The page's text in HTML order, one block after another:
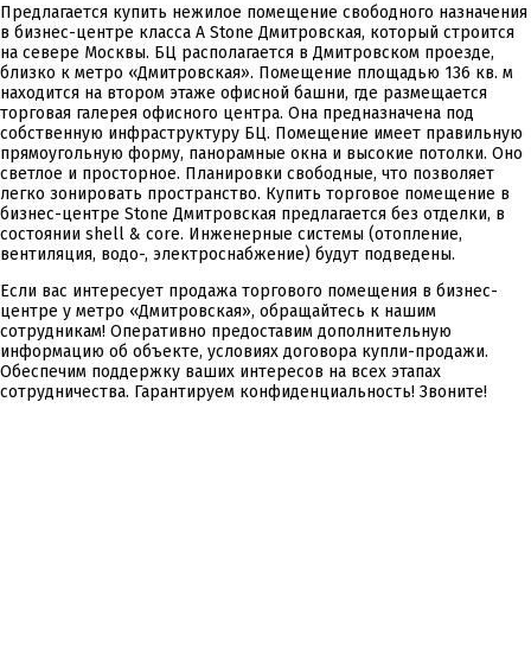
Предлагается купить нежилое помещение свободного назначения
в бизнес-центре класса А Stоne Дмитровская, который строится
на севере Москвы. БЦ располагается в Дмитровском проезде,
близко к метро «Дмитровская». Помещение площадью 136 кв. м
находится на втором этаже офисной башни, где размещается
торговая галерея офисного центра. Она предназначена под
собственную инфраструктуру БЦ. Помещение имеет правильную
прямоугольную форму, панорамные окна и высокие потолки. Оно
светлое и просторное. Планировки свободные, что позволяет
легко зонировать пространство. Купить торговое помещение в
бизнес-центре Stоne Дмитровская предлагается без отделки, в
состоянии shell & core. Инженерные системы (отопление,
вентиляция, водо-, электроснабжение) будут подведены.
Если вас интересует продажа торгового помещения в бизнес-
центре у метро «Дмитровская», обращайтесь к нашим
сотрудникам! Оперативно предоставим дополнительную
информацию об объекте, условиях договора купли-продажи.
Обеспечим поддержку ваших интересов на всех этапах
сотрудничества. Гарантируем конфиденциальность! Звоните!